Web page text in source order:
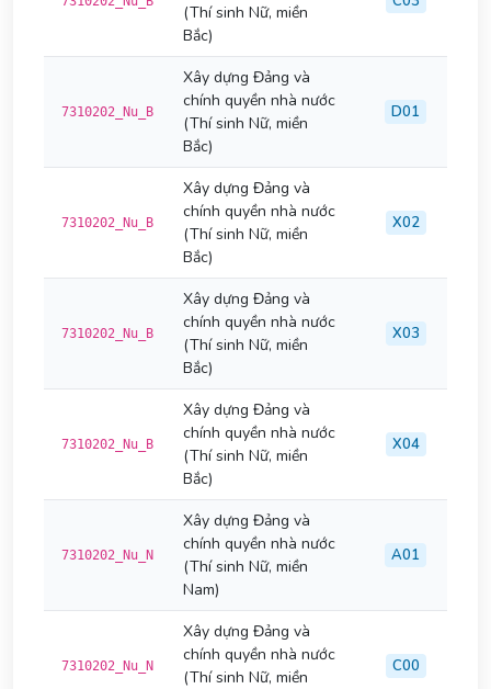
(Thí sinh Nữ, miền
Bắc)
7310202_Nu_B
Xây dựng Đảng và
chính quyền nhà nước
(Thí sinh Nữ, miền
Bắc)
D01
7310202_Nu_B
Xây dựng Đảng và
chính quyền nhà nước
(Thí sinh Nữ, miền
Bắc)
X02
7310202_Nu_B
Xây dựng Đảng và
chính quyền nhà nước
(Thí sinh Nữ, miền
Bắc)
X03
7310202_Nu_B
Xây dựng Đảng và
chính quyền nhà nước
(Thí sinh Nữ, miền
Bắc)
X04
7310202_Nu_N
Xây dựng Đảng và
chính quyền nhà nước
(Thí sinh Nữ, miền
Nam)
A01
7310202_Nu_N
Xây dựng Đảng và
chính quyền nhà nước
(Thí sinh Nữ, miền
C00